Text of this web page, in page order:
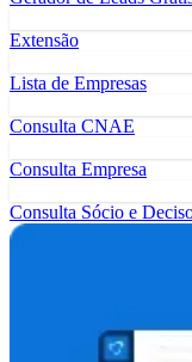
Extensão
Lista de Empresas
Consulta CNAE
Consulta Empresa
Consulta Sócio e